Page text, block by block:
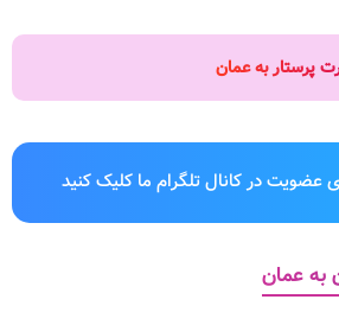
پرستار به عمان
عضویت در کانال تلگرام ما کلیک کنید
به عمان